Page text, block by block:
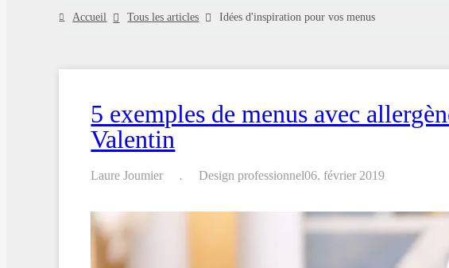
Accueil Tous les articles Idées d'inspiration pour vos menus
5 exemples de menus avec
Valentin
Laure Joumier Design professionnel06. février 2019